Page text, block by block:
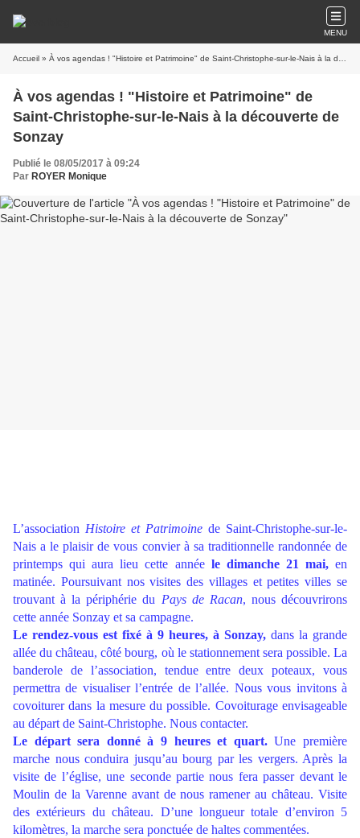
MENU
Accueil » À vos agendas ! "Histoire et Patrimoine" de Saint-Christophe-sur-le-Nais à la découverte de Sonzay
À vos agendas ! "Histoire et Patrimoine" de
Saint-Christophe-sur-le-Nais à la découverte de
Sonzay
Publié le 08/05/2017 à 09:24
Par ROYER Monique
L’association Histoire et Patrimoine de Saint-Christophe-sur-le-
Nais a le plaisir de vous convier à sa traditionnelle randonnée de
printemps qui aura lieu cette année le dimanche 21 mai,en
matinée. Poursuivant nos visites des villages et petites villes se
trouvant à la périphérie du Pays de Racan, nous découvrirons
cette année Sonzay et sa campagne.
Le rendez-vous est fixé à 9 heures, à Sonzay, dans la grande
allée du château, côté bourg, où le stationnement sera possible. La
banderole de l’association, tendue entre deux poteaux, vous
permettra de visualiser l’entrée de l’allée. Nous vous invitons à
covoiturer dans la mesure du possible. Covoiturage envisageable
au départ de Saint-Christophe. Nous contacter.
Le départ sera donné à 9 heures et quart.Une première
marche nous conduira jusqu’au bourg par les vergers. Après la
visite de l’église, une seconde partie nous fera passer devant le
Moulin de la Varenne avant de nous ramener au château. Visite
des extérieurs du château. D’une longueur totale d’environ 5
kilomètres, la marche sera ponctuée de haltes commentées.